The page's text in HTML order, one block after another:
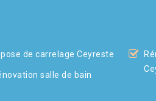
de carrelage Ceyreste
salle de bain